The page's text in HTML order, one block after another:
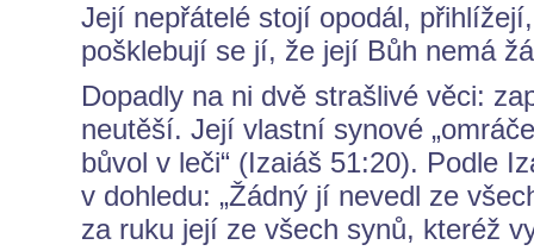
Její nepřátelé stojí opodál,
pošklebují se jí, že její Bůh nemá
Dopadly na ni dvě strašlivé věci:
neutěší. Její vlastní synové
bůvol v leči“ (Izaiáš 51:20). Podle
v dohledu: „Žádný jí nevedl ze
za ruku její ze všech synů, kteréž